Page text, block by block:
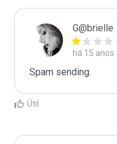
G@brielle
há 15 anos
Spam sending.
Útil